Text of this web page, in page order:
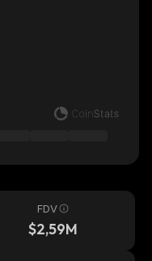
FDV
$2,59M